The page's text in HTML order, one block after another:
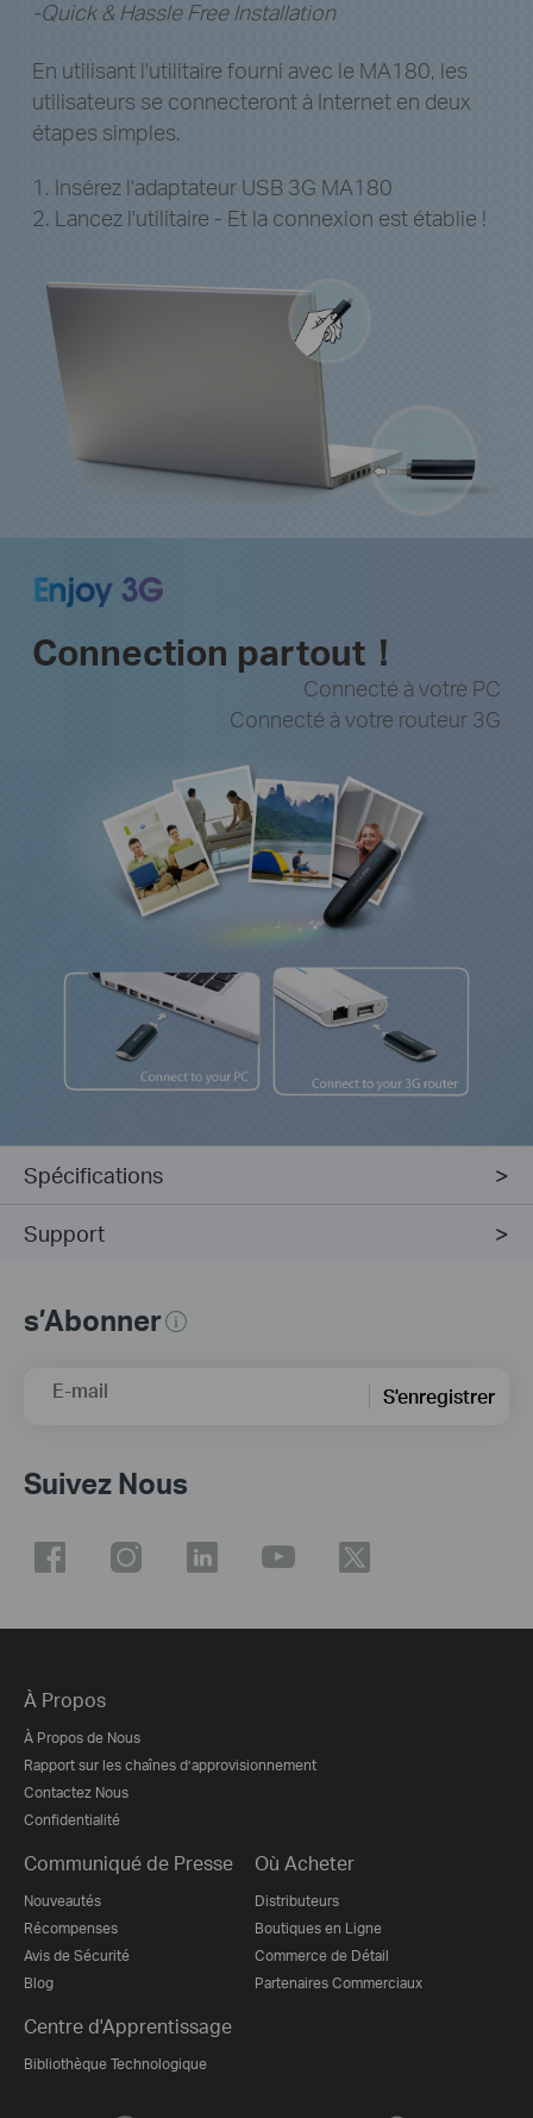
En utilisant l'utilitaire fourni avec le MA180, les
utilisateurs se connecteront à Internet en deux
étapes simples.
1. Insérez l'adaptateur USB 3G MA180
2. Lancez l'utilitaire - Et la connexion est établie !
Connection partout！
Connecté à votre PC
Connecté à votre routeur 3G
Spécifications
Support
s’Abonner
E-mail S'enregistrer
Suivez Nous
À Propos
À Propos de Nous
Rapport sur les chaînes d’approvisionnement
Contactez Nous
Confidentialité
Communiqué de Presse
Nouveautés
Récompenses
Avis de Sécurité
Blog
Où Acheter
Distributeurs
Boutiques en Ligne
Commerce de Détail
Partenaires Commerciaux
Centre d'Apprentissage
Bibliothèque Technologique